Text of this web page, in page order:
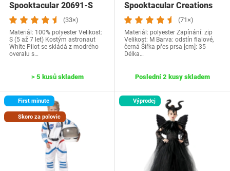
Spooktacular 20691-S
(33×)
Materiál: 100% polyester Velikost:
S (5 až 7 let) Kostým astronaut
White Pilot se skládá z modrého
overalu s…
> 5 kusů skladem
Spooktacular Creations
20154-M
(71×)
Materiál: polyester Zapínání: zip
Velikost: M Barva: odstín fialové,
černá Šířka přes prsa [cm]: 35
Délka…
Poslední 2 kusy skladem
First minute
Skoro za polovic
Výprodej